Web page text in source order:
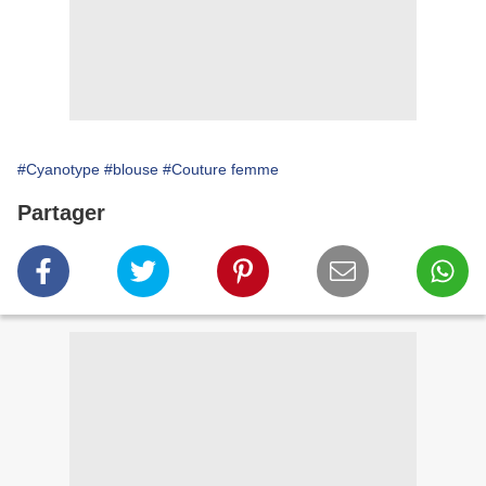
#Cyanotype #blouse #Couture femme
Partager